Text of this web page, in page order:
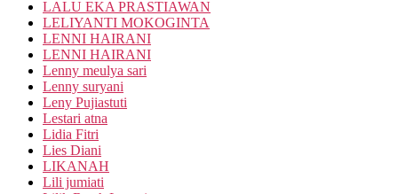
LALU EKA PRASTIAWAN
LELIYANTI MOKOGINTA
LENNI HAIRANI
LENNI HAIRANI
Lenny meulya sari
Lenny suryani
Leny Pujiastuti
Lestari atna
Lidia Fitri
Lies Diani
LIKANAH
Lili jumiati